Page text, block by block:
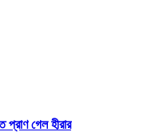
প্রাণ গেল হীরার